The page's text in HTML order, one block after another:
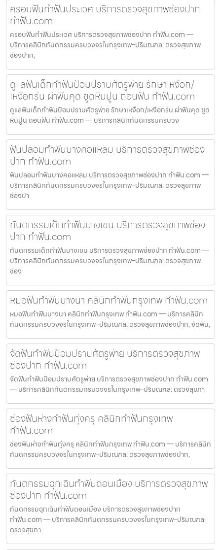
ครอบฟันทำฟันประเวศ บริการตรวจสุขภาพช่องปาก
ทำฟัน.com
ครอบฟันทำฟันประเวศ บริการตรวจสุขภาพช่องปาก ทำฟัน.com —
บริการคลินิกทันตกรรมครบวงจรในกรุงเทพ–ปริมณฑล: ตรวจสุขภาพ
ช่องปาก,
ดูแลฟันเด็กทำฟันป้อมปราบศัตรูพ่าย รักษาเหงือก/
เหงือกร่น ผ่าฟันคุด ขูดหินปูน ถอนฟัน ทำฟัน.com
ดูแลฟันเด็กทำฟันป้อมปราบศัตรูพ่าย รักษาเหงือก/เหงือกร่น ผ่าฟันคุด ขูด
หินปูน ถอนฟัน ทำฟัน.com — บริการคลินิกทันตกรรมครบวง
ฟันปลอมทำฟันบางคอแหลม บริการตรวจสุขภาพช่อง
ปาก ทำฟัน.com
ฟันปลอมทำฟันบางคอแหลม บริการตรวจสุขภาพช่องปาก ทำฟัน.com —
บริการคลินิกทันตกรรมครบวงจรในกรุงเทพ–ปริมณฑล: ตรวจสุขภาพ
ช่องปา
ทันตกรรมเด็กทำฟันบางเขน บริการตรวจสุขภาพช่อง
ปาก ทำฟัน.com
ทันตกรรมเด็กทำฟันบางเขน บริการตรวจสุขภาพช่องปาก ทำฟัน.com —
บริการคลินิกทันตกรรมครบวงจรในกรุงเทพ–ปริมณฑล: ตรวจสุขภาพ
ช่อง
หมอฟันทำฟันบางนา คลินิกทำฟันกรุงเทพ ทำฟัน.com
หมอฟันทำฟันบางนา คลินิกทำฟันกรุงเทพ ทำฟัน.com — บริการคลินิก
ทันตกรรมครบวงจรในกรุงเทพ–ปริมณฑล: ตรวจสุขภาพช่องปาก, จัดฟัน,
จัดฟันทำฟันป้อมปราบศัตรูพ่าย บริการตรวจสุขภาพ
ช่องปาก ทำฟัน.com
จัดฟันทำฟันป้อมปราบศัตรูพ่าย บริการตรวจสุขภาพช่องปาก ทำฟัน.com
— บริการคลินิกทันตกรรมครบวงจรในกรุงเทพ–ปริมณฑล: ตรวจสุขภา
ช่องฟันห่างทำฟันทุ่งครุ คลินิกทำฟันกรุงเทพ
ทำฟัน.com
ช่องฟันห่างทำฟันทุ่งครุ คลินิกทำฟันกรุงเทพ ทำฟัน.com — บริการคลินิก
ทันตกรรมครบวงจรในกรุงเทพ–ปริมณฑล: ตรวจสุขภาพช่องปาก,
ทันตกรรมฉุกเฉินทำฟันดอนเมือง บริการตรวจสุขภาพ
ช่องปาก ทำฟัน.com
ทันตกรรมฉุกเฉินทำฟันดอนเมือง บริการตรวจสุขภาพช่องปาก
ทำฟัน.com — บริการคลินิกทันตกรรมครบวงจรในกรุงเทพ–ปริมณฑล:
ตรวจสุขภา